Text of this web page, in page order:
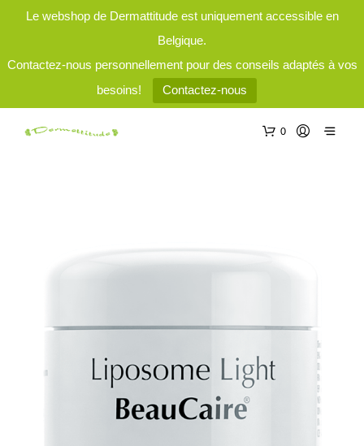
Le webshop de Dermattitude est uniquement accessible en
Belgique.
Contactez-nous personnellement pour des conseils adaptés à vos
besoins!
Contactez-nous
0